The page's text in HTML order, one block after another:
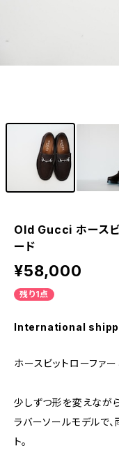
Old Gucci ホース
ード
¥58,000
残り1点
International
ホースビットローファ
少しずつ形を変えなが
ラバーソールモデルで
ト。